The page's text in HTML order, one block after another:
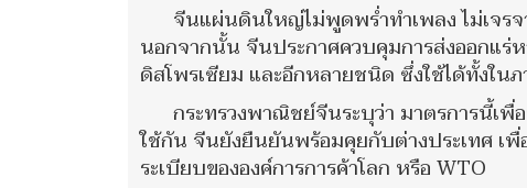
จีนแผ่นดินใหญ่ไม่พูดพร่ำทำเพลง ไม่เจรจ
นอกจากนั้น จีนประกาศควบคุมการส่งออกแร่
ดิสโพรเซียม และอีกหลายชนิด ซึ่งใช้ได้ทั้งใน
กระทรวงพาณิชย์จีนระบุว่า มาตรการนี้เ
ใช้กัน จีนยังยืนยันพร้อมคุยกับต่างประเทศ เพื่
ระเบียบขององค์การการค้าโลก หรือ WTO